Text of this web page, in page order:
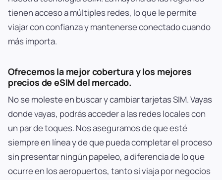
tienen acceso a múltiples redes, lo que le permite
viajar con confianza y mantenerse conectado cuando
más importa.
Ofrecemos la mejor cobertura y los mejores
precios de eSIM del mercado.
No se moleste en buscar y cambiar tarjetas SIM. Vayas
donde vayas, podrás acceder a las redes locales con
un par de toques. Nos aseguramos de que esté
siempre en línea y de que pueda completar el proceso
sin presentar ningún papeleo, a diferencia de lo que
ocurre en los aeropuertos, tanto si viaja por negocios